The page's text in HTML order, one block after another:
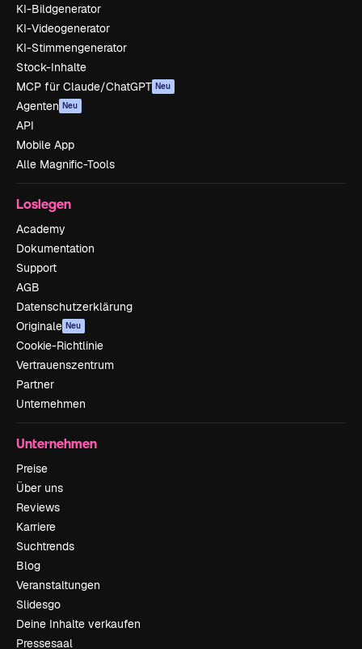
KI-Bildgenerator
KI-Videogenerator
KI-Stimmengenerator
Stock-Inhalte
MCP für Claude/ChatGPT Neu
Agenten Neu
API
Mobile App
Alle Magnific-Tools
Loslegen
Academy
Dokumentation
Support
AGB
Datenschutzerklärung
Originale Neu
Cookie-Richtlinie
Vertrauenszentrum
Partner
Unternehmen
Unternehmen
Preise
Über uns
Reviews
Karriere
Suchtrends
Blog
Veranstaltungen
Slidesgo
Deine Inhalte verkaufen
Pressesaal